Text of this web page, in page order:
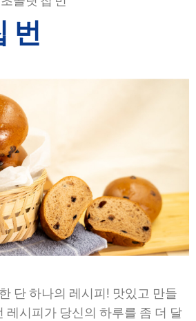
번
단 하나의 레시피! 맛있고 만들
레시피가 당신의 하루를 좀 더 달